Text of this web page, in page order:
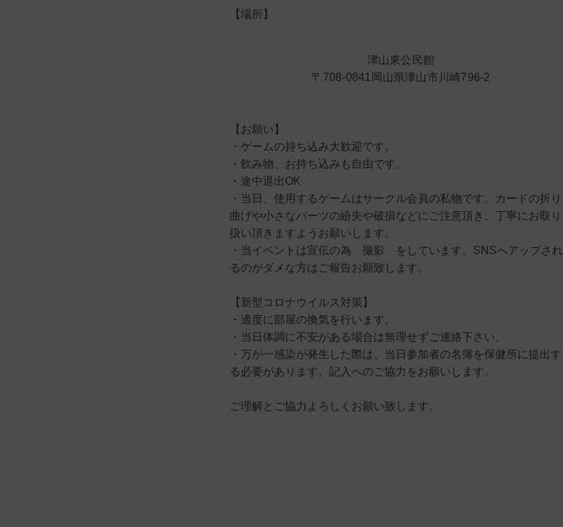
【場所】
津山東公民館
〒708-0841岡山県津山市川崎796-2
【お願い】
・ゲームの持ち込み大歓迎です。
・飲み物、お持ち込みも自由です。
・途中退出OK
・当日、使用するゲームはサークル会員の私物です。カードの折り
曲げや小さなパーツの紛失や破損などにご注意頂き、丁寧にお取り
扱い頂きますようお願いします。
・当イベントは宣伝の為 撮影 をしています。SNSへアップされ
るのがダメな方はご報告お願致します。
【新型コロナウイルス対策】
・適度に部屋の換気を行います。
・当日体調に不安がある場合は無理せずご連絡下さい。
・万が一感染が発生した際は、当日参加者の名簿を保健所に提出す
る必要があります。記入へのご協力をお願いします。
ご理解とご協力よろしくお願い致します。